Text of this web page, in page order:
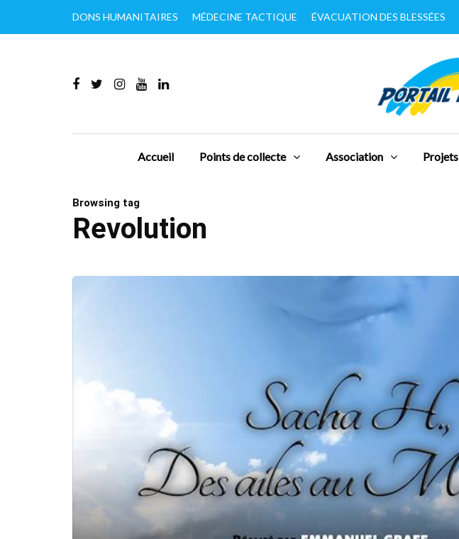
DONS HUMANITAIRES MÉDECINE TACTIQUE ÉVACUATION DES BLESSÉES
Accueil Points de collecte Association Projets
Browsing tag
Revolution